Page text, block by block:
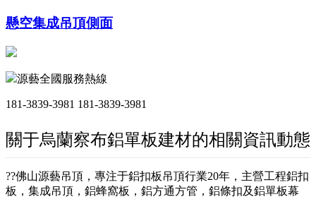
懸空集成吊頂側面
源藝全國服務熱線
181-3839-3981 181-3839-3981
關于烏蘭察布鋁單板建材的相關資訊動態
??佛山源藝吊頂，專注于鋁扣板吊頂行業20年，主營工程鋁扣
板，集成吊頂，鋁蜂窩板，鋁方通方管，鋁條扣及鋁單板幕